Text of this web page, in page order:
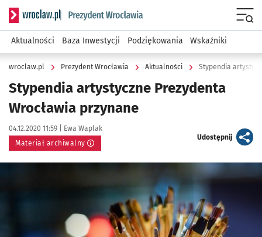
Serwis informacyjny wroclaw.pl podserwis: Prezydent
Aktualności Baza Inwestycji Podziękowania Wskaźniki
wroclaw.pl Prezydent Wrocławia Aktualności Stypendia
Stypendia artystyczne Prezydenta
Wrocławia przynane
Data publikacji:
04.12.2020 11:59 | Autor:
Ewa Waplak
Materiał archiwalny
Udostępnijartykuł